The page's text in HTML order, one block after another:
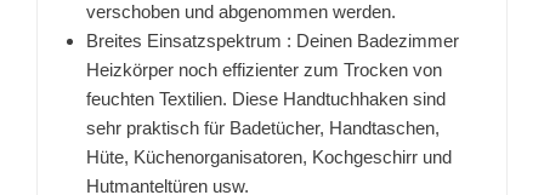
verschoben und abgenommen werden.
Breites Einsatzspektrum : Deinen Badezimmer
Heizkörper noch effizienter zum Trocken von
feuchten Textilien. Diese Handtuchhaken sind
sehr praktisch für Badetücher, Handtaschen,
Hüte, Küchenorganisatoren, Kochgeschirr und
Hutmanteltüren usw.